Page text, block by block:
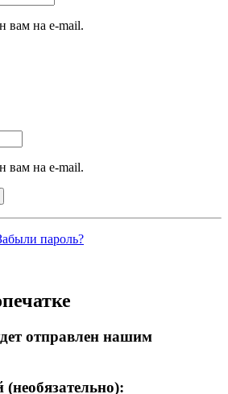
вам на e-mail.
вам на e-mail.
пароль?
отправлен нашим